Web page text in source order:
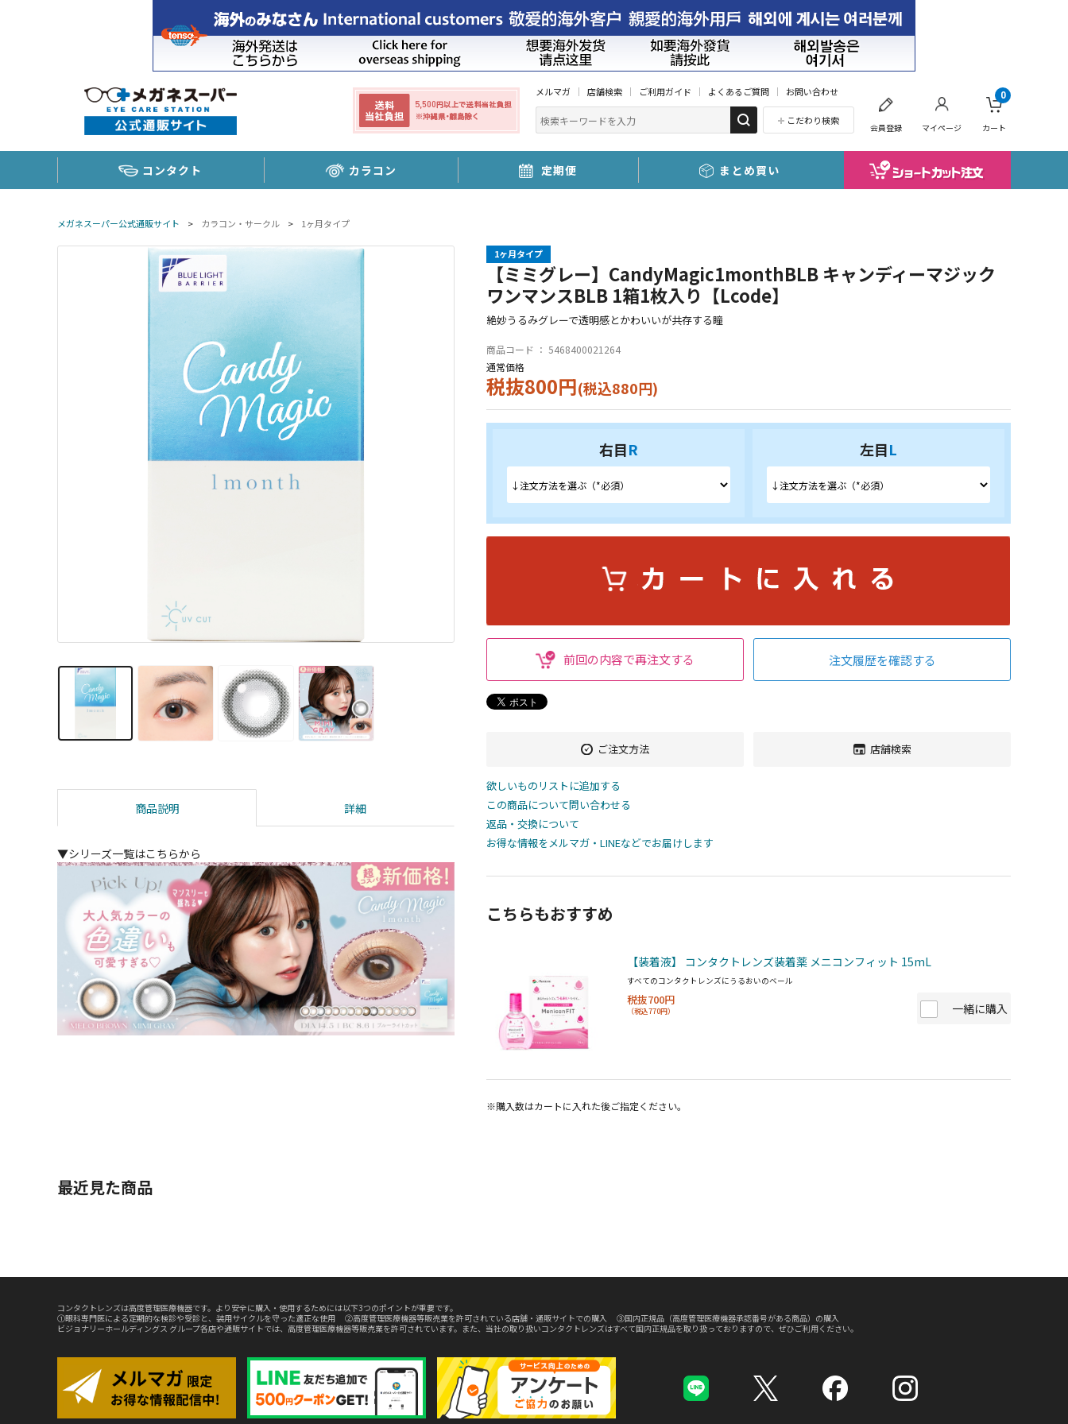
メルマガ 店舗検索 ご利用ガイド よくあるご質問 お問い合わせ
こだわり検索
会員登録 マイページ カート
0
コンタクト カラコン 定期便 まとめ買い
メガネスーパー公式通販サイト > カラコン・サークル > 1ヶ月タイプ
商品説明 詳細
▼シリーズ一覧はこちらから
1ヶ月タイプ
【ミミグレー】CandyMagic1monthBLB キャンディーマジック
ワンマンスBLB 1箱1枚入り【Lcode】
絶妙うるみグレーで透明感とかわいいが共存する瞳
商品コード ： 5468400021264
通常価格
税抜800円(税込880円)
右目R 左目L
前回の内容で再注文する 注文履歴を確認する
ご注文方法 店舗検索
欲しいものリストに追加する
この商品について問い合わせる
返品・交換について
お得な情報をメルマガ・LINEなどでお届けします
こちらもおすすめ
【装着液】 コンタクトレンズ装着薬 メニコンフィット 15mL
すべてのコンタクトレンズにうるおいのベール
税抜700円
（税込770円） 一緒に購入
※購入数はカートに入れた後ご指定ください。
最近見た商品
コンタクトレンズは高度管理医療機器です。より安全に購入・使用するためには以下3つのポイントが重要です。
①眼科専門医による定期的な検診や受診と、装用サイクルを守った適正な使用 ②高度管理医療機器等販売業を許可されている店舗・通販サイトでの購入 ③国内正規品（高度管理医療機器承認番号がある商品）の購入
ビジョナリーホールディングス グループ各店や通販サイトでは、高度管理医療機器等販売業を許可されています。また、当社の取り扱いコンタクトレンズはすべて国内正規品を取り扱っておりますので、ぜひご利用ください。